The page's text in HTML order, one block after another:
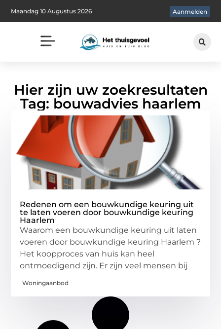
Maandag 10 Augustus 2026 Aanmelden
Hier zijn uw zoekresultaten
Tag: bouwadvies haarlem
Redenen om een bouwkundige keuring uit
te laten voeren door bouwkundige keuring
Haarlem
Waarom een bouwkundige keuring uit laten
voeren door bouwkundige keuring Haarlem ?
Het koopproces van huis kan heel
ontmoedigend zijn. Er zijn veel mensen bij
Woningaanbod